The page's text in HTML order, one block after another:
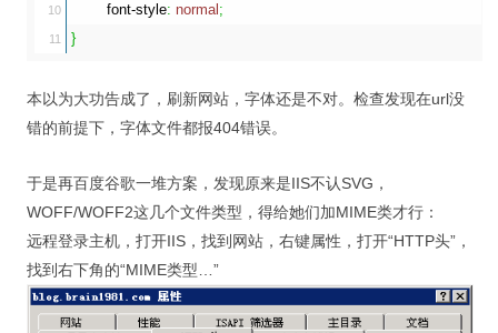
10
font-style: normal ;
}
本以为大功告成了，刷新网站，字体还是不对。检查发现在url没
错的前提下，字体文件都报404错误。
于是再百度谷歌一堆方案，发现原来是IIS不认SVG，
WOFF/WOFF2这几个文件类型，得给她们加MIME类才行：
远程登录主机，打开IIS，找到网站，右键属性，打开“HTTP头”，
找到右下角的“MIME类型…”